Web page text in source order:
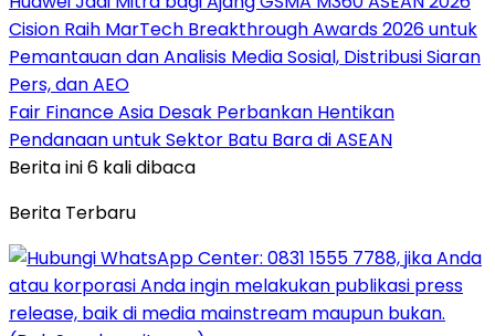
Cision Raih MarTech Breakthrough Awards 2026 untuk
Pemantauan dan Analisis Media Sosial, Distribusi Siaran
Pers, dan AEO
Fair Finance Asia Desak Perbankan Hentikan
Pendanaan untuk Sektor Batu Bara di ASEAN
Berita ini 6 kali dibaca
Berita Terbaru